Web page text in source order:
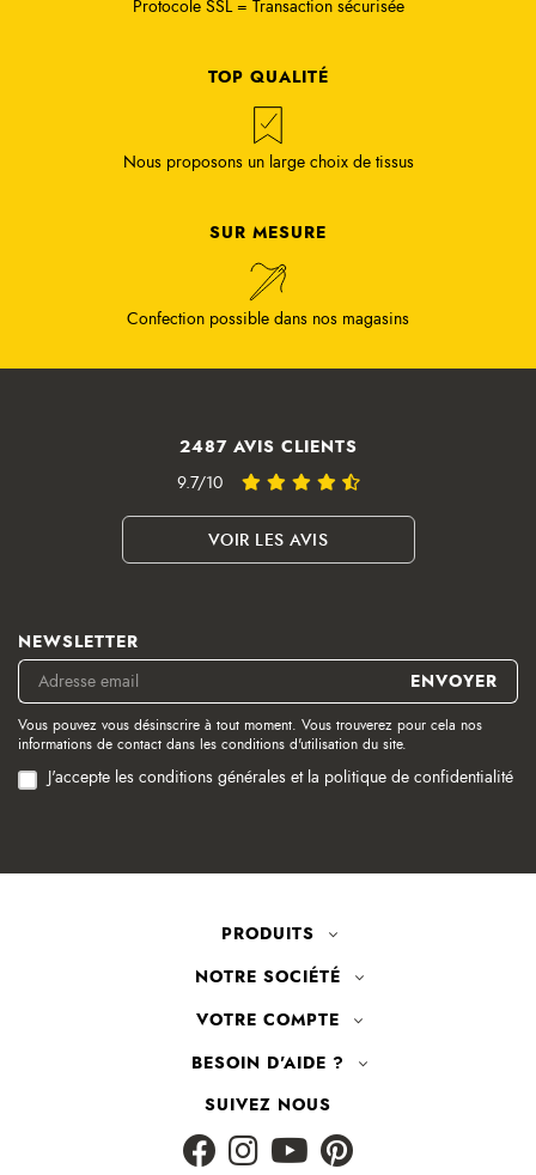
Protocole SSL = Transaction sécurisée
TOP QUALITÉ
Nous proposons un large choix de tissus
SUR MESURE
Confection possible dans nos magasins
2487 AVIS CLIENTS
9.7/10
VOIR LES AVIS
NEWSLETTER
Vous pouvez vous désinscrire à tout moment. Vous trouverez pour cela nos
informations de contact dans les conditions d'utilisation du site.
J'accepte les conditions générales et la politique de confidentialité
PRODUITS
NOTRE SOCIÉTÉ
VOTRE COMPTE
BESOIN D'AIDE ?
SUIVEZ NOUS